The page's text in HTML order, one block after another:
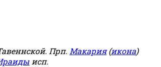
Прп. Макария(икона)
исп.